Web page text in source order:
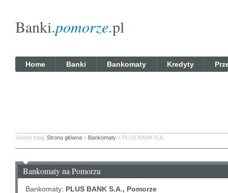
Banki.pomorze.pl
Home Banki Bankomaty Kredyty
Jesteś tutaj: Strona główna » Bankomaty » PLUS BANK S.A.
Bankomaty na Pomorzu
Bankomaty: PLUS BANK S.A., Pomorze